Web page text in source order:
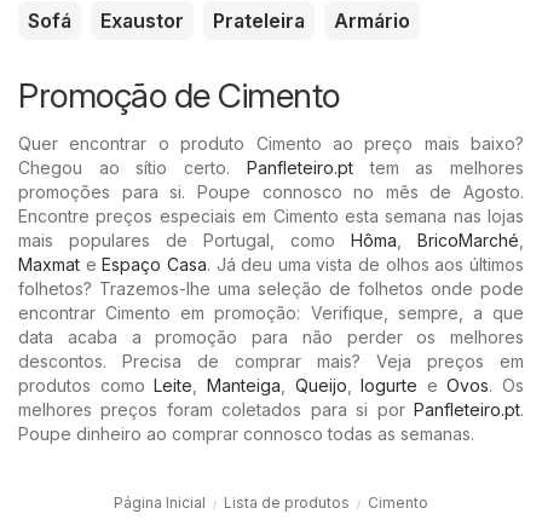
Sofá Exaustor Prateleira Armário
Promoção de Cimento
Quer encontrar o produto Cimento ao preço mais baixo?
Chegou ao sítio certo. Panfleteiro.pttem as melhores
promoções para si. Poupe connosco no mês de Agosto.
Encontre preços especiais em Cimento esta semana nas lojas
mais populares de Portugal, como Hôma BricoMarché
Maxmat eEspaço Casa. Já deu uma vista de olhos aos últimos
folhetos? Trazemos-lhe uma seleção de folhetos onde pode
encontrar Cimento em promoção: Verifique, sempre, a que
data acaba a promoção para não perder os melhores
descontos. Precisa de comprar mais? Veja preços em
produtos comoLeite Manteiga Queijo ,Iogurte eOvos. Os
melhores preços foram coletados para si por Panfleteiro.pt.
Poupe dinheiro ao comprar connosco todas as semanas.
Página Inicial Lista de produtos Cimento